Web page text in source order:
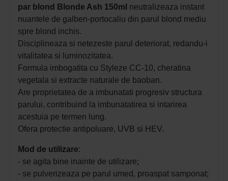
par blond Blonde Ash 150ml neutralizeaza instant
nuantele de galben-portocaliu din parul blond mediu
spre blond inchis.
Disciplineaza si netezeste parul deteriorat, redandu-i
vitalitatea si luminozitatea.
Formula imbogatita cu Styleze CC-10, cheratina
vegetala si extracte naturale de baoban.
Are proprietatea de a imbunatati progresiv structura
parului, contribuind la imbunatatirea si intarirea
acestuia pe termen lung.
Ofera protectie antipoluare, UVB si HEV.
Mod de utilizare:
- se agita bine inainte de utilizare;
- se pulverizeaza pe parul umed, proaspat samponat;